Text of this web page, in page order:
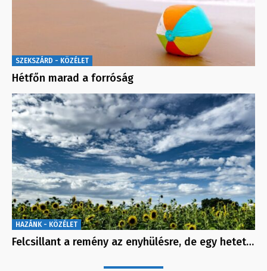
SZEKSZÁRD - KÖZÉLET
Hétfőn marad a forróság
HAZÁNK - KÖZÉLET
Felcsillant a remény az enyhülésre, de egy hetet…